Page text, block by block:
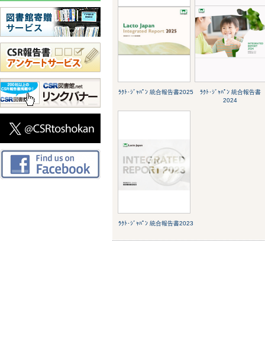
ﾗｸﾄ･ｼﾞｬﾊﾟﾝ 統合報告書2025
ﾗｸﾄ･ｼﾞｬﾊﾟﾝ 統合報告書
2024
ﾗｸﾄ･ｼﾞｬﾊﾟﾝ 統合報告書2023